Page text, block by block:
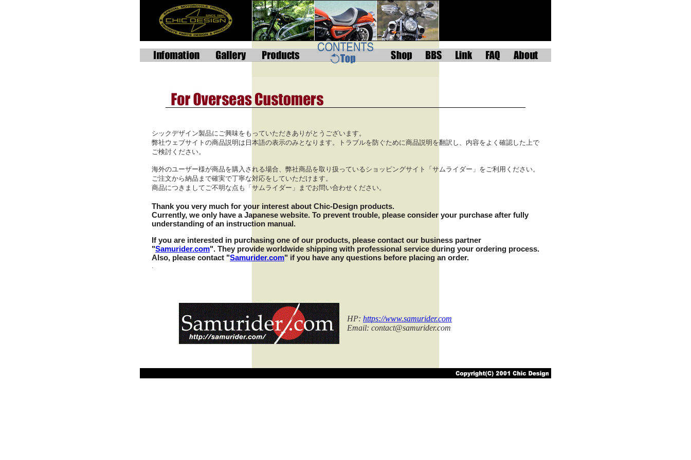
シックデザイン製品にご興味をもっていただきありがとうございます。
弊社ウェブサイトの商品説明は日本語の表示のみとなります。トラブルを防ぐために商品説明を翻訳し、内容をよく確認した上で
ご検討ください。
海外のユーザー様が商品を購入される場合、弊社商品を取り扱っているショッピングサイト「サムライダー」をご利用ください。
ご注文から納品まで確実で丁寧な対応をしていただけます。
商品につきましてご不明な点も「サムライダー」までお問い合わせください。
Thank you very much for your interest about Chic-Design products.
Currently, we only have a Japanese website. To prevent trouble, please consider your purchase after fully
understanding of an instruction manual.
If you are interested in purchasing one of our products, please contact our business partner
"Samurider.com". They provide worldwide shipping with professional service during your ordering process.
Also, please contact "Samurider.com" if you have any questions before placing an order.
.
HP: https://www.samurider.com
Email: contact@samurider.com